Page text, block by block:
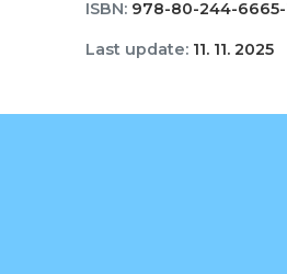
ISBN:978-80-244-6665-
Last update:11. 11. 2025